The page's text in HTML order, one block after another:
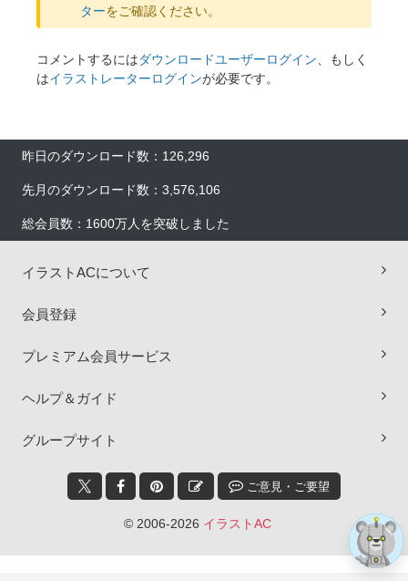
ターをご確認ください。
コメントするにはダウンロードユーザーログイン 、もしく
はイラストレーターログインが必要です。
昨日のダウンロード数：126,296
先月のダウンロード数：3,576,106
総会員数：1600万人を突破しました
イラストACについて
会員登録
プレミアム会員サービス
ヘルプ＆ガイド
グループサイト
ご意見・ご要望
© 2006-2026 イラストAC